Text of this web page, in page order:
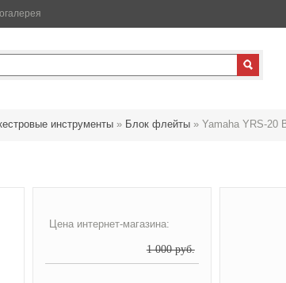
инструменты » Блок флейты » Yamaha YRS-20
Цена интернет-магазина:
1 000 руб.